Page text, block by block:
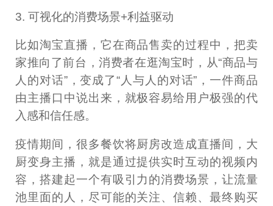
3. 可视化的消费场景+利益驱动
比如淘宝直播，它在商品售卖的过程中，把卖
家推向了前台，消费者在逛淘宝时，从“商品与
人的对话”，变成了“人与人的对话”，一件商品
由主播口中说出来，就极容易给用户极强的代
入感和信任感。
疫情期间，很多餐饮将厨房改造成直播间，大
厨变身主播，就是通过提供实时互动的视频内
容，搭建起一个有吸引力的消费场景，让流量
池里面的人，尽可能的关注、信赖、最终购买